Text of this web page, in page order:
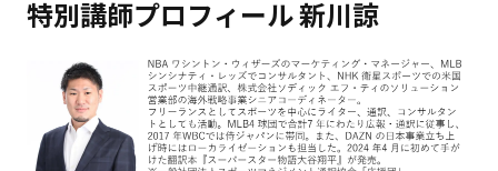
特別講師プロフィール 新川諒